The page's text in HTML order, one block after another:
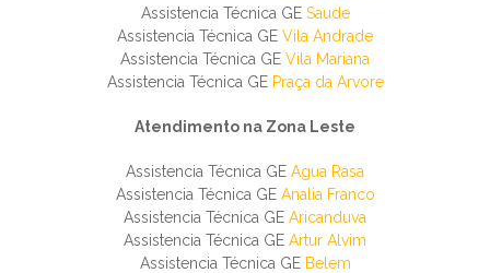
Assistencia Técnica GE Saude
Assistencia Técnica GE Vila Andrade
Assistencia Técnica GE Vila Mariana
Assistencia Técnica GE Praça da Arvore
Atendimento na Zona Leste
Assistencia Técnica GE Agua Rasa
Assistencia Técnica GE Analia Franco
Assistencia Técnica GE Aricanduva
Assistencia Técnica GE Artur Alvim
Assistencia Técnica GE Belem